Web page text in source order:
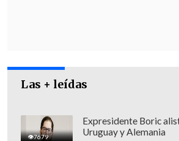
Las + leídas
7679
Expresidente Boric
Uruguay y Alemania